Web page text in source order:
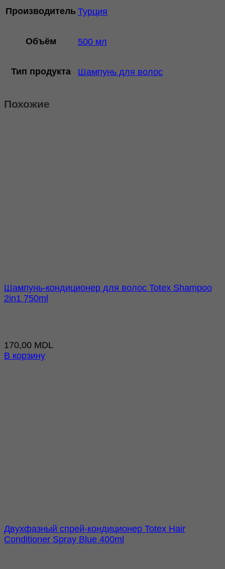
Производитель Турция
Объём 500 мл
Тип продукта Шампунь для волос
Похожие
Шампунь-кондиционер для волос Totex Shampoo
2in1 750ml
170,00 MDL
В корзину
Двухфазный спрей-кондиционер Totex Hair
Conditioner Spray Blue 400ml